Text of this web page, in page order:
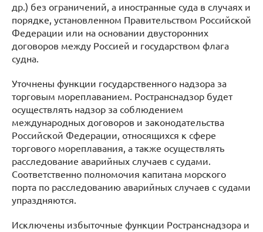
др.) без ограничений, а иностранные суда в случаях и
порядке, установленном Правительством Российской
Федерации или на основании двусторонних
договоров между Россией и государством флага
судна.
Уточнены функции государственного надзора за
торговым мореплаванием. Ространснадзор будет
осуществлять надзор за соблюдением
международных договоров и законодательства
Российской Федерации, относящихся к сфере
торгового мореплавания, а также осуществлять
расследование аварийных случаев с судами.
Соответственно полномочия капитана морского
порта по расследованию аварийных случаев с судами
упраздняются.
Исключены избыточные функции Ространснадзора и